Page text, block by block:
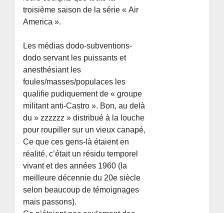
troisième saison de la série « Air
America ».
Les médias dodo-subventions-
dodo servant les puissants et
anesthésiant les
foules/masses/populaces les
qualifie pudiquement de « groupe
militant anti-Castro ». Bon, au delà
du » zzzzzz » distribué à la louche
pour roupiller sur un vieux canapé,
Ce que ces gens-là étaient en
réalité, c’était un résidu temporel
vivant et des années 1960 (la
meilleure décennie du 20e siècle
selon beaucoup de témoignages
mais passons).